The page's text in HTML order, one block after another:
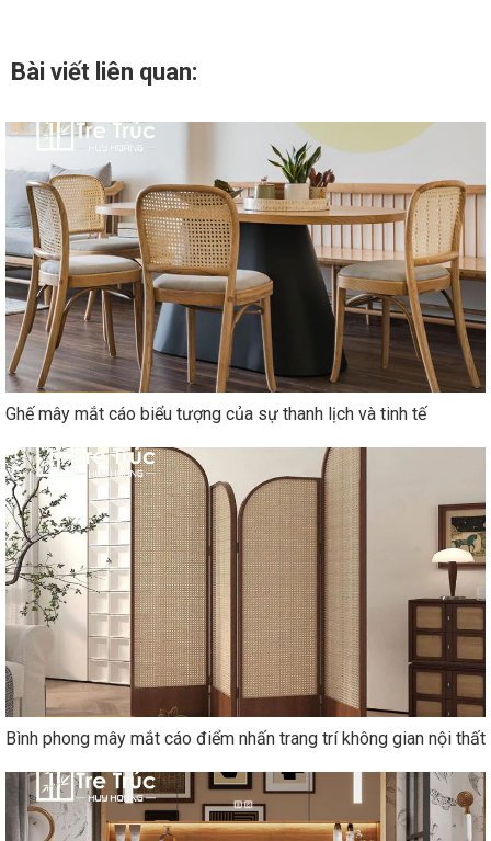
Bài viết liên quan:
Ghế mây mắt cáo biểu tượng của sự thanh lịch và tinh tế
Bình phong mây mắt cáo điểm nhấn trang trí không gian nội thất